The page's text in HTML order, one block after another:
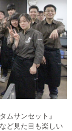
ムサンセット』
ど見た目も楽しい